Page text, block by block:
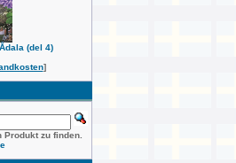
(del 4)
]
zu finden.